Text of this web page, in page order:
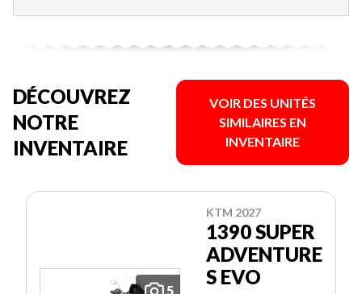
DÉCOUVREZ
NOTRE
INVENTAIRE
VOIR DES UNITÉS
SIMILAIRES EN
INVENTAIRE
5
KTM 2027
1390 SUPER
ADVENTURE
S EVO